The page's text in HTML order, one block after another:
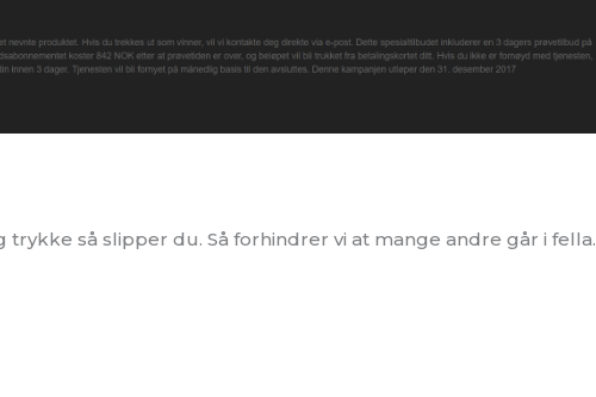
trykke så slipper du. Så forhindrer vi at mange andre går i fella.